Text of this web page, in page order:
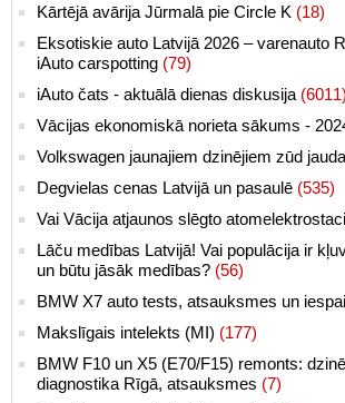
Kārtējā avārija Jūrmalā pie Circle K (18)
Eksotiskie auto Latvijā 2026 – varenauto
iAuto carspotting (79)
iAuto čats - aktuālā dienas diskusija (6011)
Vācijas ekonomiskā norieta sākums -
Volkswagen jaunajiem dzinējiem zūd
Degvielas cenas Latvijā un pasaulē (535)
Vai Vācija atjaunos slēgto
Lāču medības Latvijā! Vai populācija ir
un būtu jāsāk medības? (56)
BMW X7 auto tests, atsauksmes un
Makslīgais intelekts (MI) (177)
BMW F10 un X5 (E70/F15) remonts:
diagnostika Rīgā, atsauksmes (7)